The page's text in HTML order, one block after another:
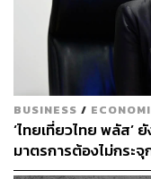
BUSINESS /
‘ไทยเที่ยวไทย พลัส’
มาตรการต้องไม่กระ